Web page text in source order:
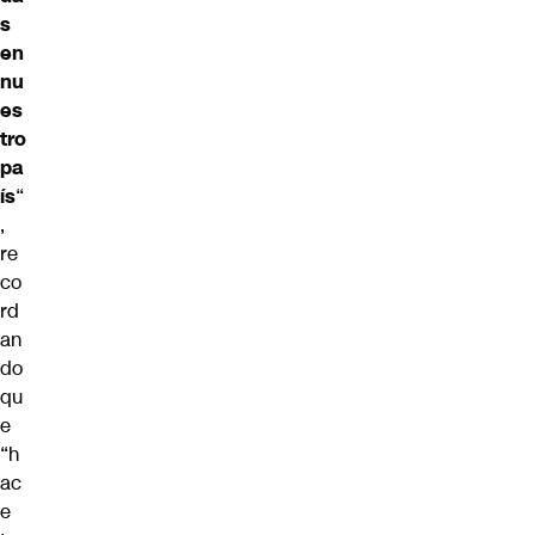
s
en
nu
es
tro
pa
ís“
,
re
co
rd
an
do
qu
e
“h
ac
e